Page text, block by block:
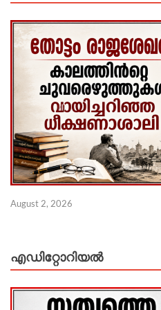
August 2, 2026
എഡിറ്റോറിയല്‍